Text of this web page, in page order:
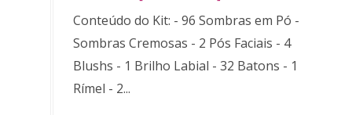
Conteúdo do Kit: - 96 Sombras em Pó - 32
Sombras Cremosas - 2 Pós Faciais - 4
Blushs - 1 Brilho Labial - 32 Batons - 1
Rímel - 2...